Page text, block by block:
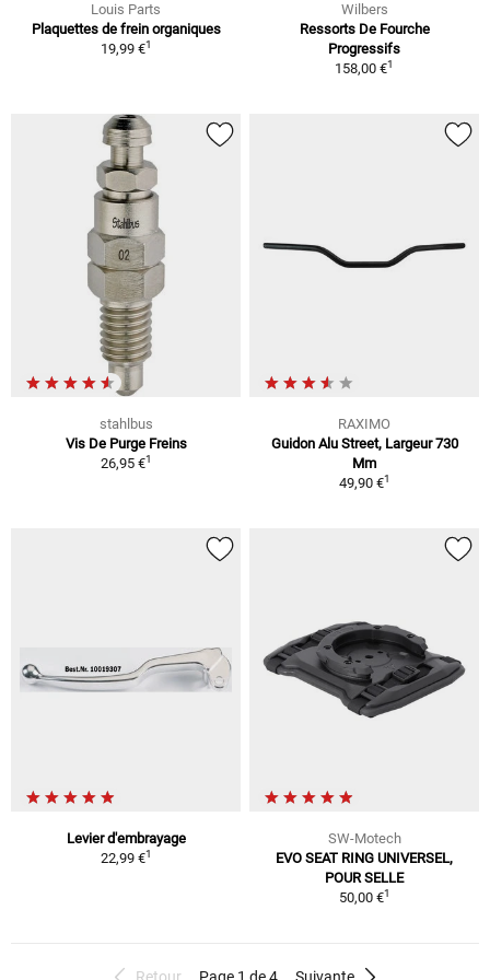
Louis Parts
Plaquettes de frein organiques
19,99 €1
Wilbers
Ressorts De Fourche
Progressifs
158,00 €1
stahlbus
Vis De Purge Freins
26,95 €1
RAXIMO
Guidon Alu Street, Largeur 730
Mm
49,90 €1
Levier d'embrayage
22,99 €1
SW-Motech
EVO SEAT RING UNIVERSEL,
POUR SELLE
50,00 €1
Retour Page 1 de 4 Suivante